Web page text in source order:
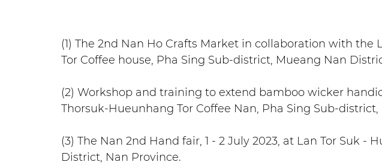
(1) The 2nd Nan Ho Crafts Market in collaboration with the
Tor Coffee house, Pha Sing Sub-district, Mueang Nan
(2) Workshop and training to extend bamboo wicker
Thorsuk-Hueunhang Tor Coffee Nan, Pha Sing Sub-
(3) The Nan 2nd Hand fair, 1 - 2 July 2023, at Lan Tor Suk
District, Nan Province.